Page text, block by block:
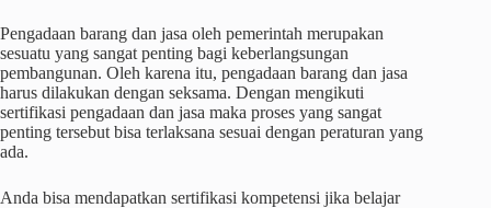
Pengadaan barang dan jasa oleh pemerintah merupakan
sesuatu yang sangat penting bagi keberlangsungan
pembangunan. Oleh karena itu, pengadaan barang dan jasa
harus dilakukan dengan seksama. Dengan mengikuti
sertifikasi pengadaan dan jasa maka proses yang sangat
penting tersebut bisa terlaksana sesuai dengan peraturan yang
ada.
Anda bisa mendapatkan sertifikasi kompetensi jika belajar